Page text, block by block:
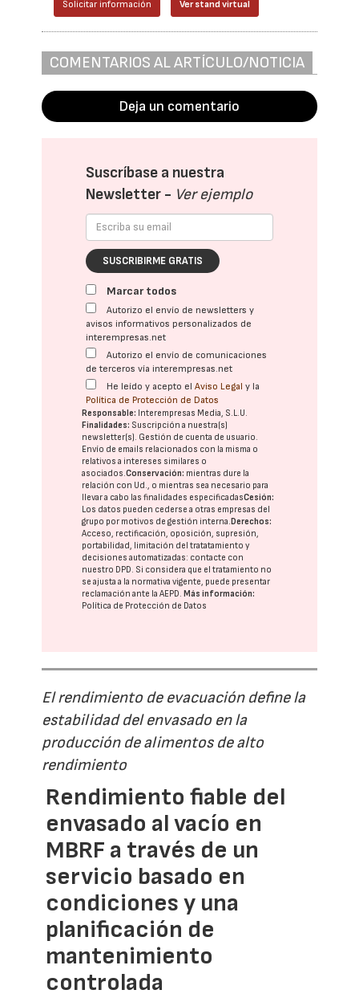
Solicitar información Ver stand virtual
COMENTARIOS AL ARTÍCULO/NOTICIA
Deja un comentario
Suscríbase a nuestra
Newsletter - Ver ejemplo
SUSCRIBIRME GRATIS
Marcar todos
Autorizo el envío de newsletters y
avisos informativos personalizados de
interempresas.net
Autorizo el envío de comunicaciones
de terceros vía interempresas.net
He leído y acepto elAviso Legal y la
Política de Protección de Datos
Responsable: Interempresas Media, S.L.U.
Finalidades: Suscripción a nuestra(s)
newsletter(s). Gestión de cuenta de usuario.
Envío de emails relacionados con la misma o
relativos a intereses similares o
asociados.Conservación: mientras dure la
relación con Ud., o mientras sea necesario para
llevar a cabo las finalidades especificadasCesión:
Los datos pueden cederse a otras empresas del
grupo por motivos de gestión interna.Derechos:
Acceso, rectificación, oposición, supresión,
portabilidad, limitación del tratatamiento y
decisiones automatizadas: contacte con
nuestro DPD . Si considera que el tratamiento no
se ajusta a la normativa vigente, puede presentar
reclamación ante laAEPD .Más información:
Política de Protección de Datos
El rendimiento de evacuación define la
estabilidad del envasado en la
producción de alimentos de alto
rendimiento
Rendimiento fiable del
envasado al vacío en
MBRF a través de un
servicio basado en
condiciones y una
planificación de
mantenimiento
controlada